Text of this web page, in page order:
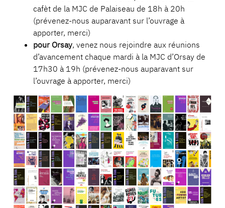
cafèt de la MJC de Palaiseau de 18h à 20h
(prévenez-nous auparavant sur l’ouvrage à
apporter, merci)
pour Orsay, venez nous rejoindre aux réunions
d’avancement chaque mardi à la MJC d’Orsay de
17h30 à 19h (prévenez-nous auparavant sur
l’ouvrage à apporter, merci)